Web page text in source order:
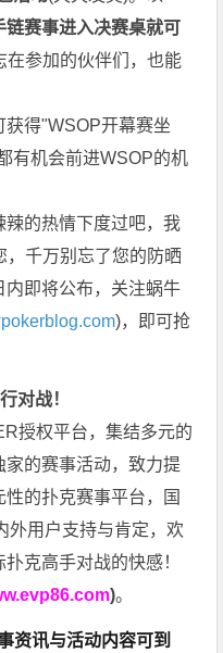
链赛事进入决赛桌就可
在参加的伙伴们，也能
得"WSOP开幕赛坐
有机会前进WSOP的机
的热情下度过吧，我
，千万别忘了您的防晒
即将公布，关注蜗牛
)，即可抢
对战！
授权平台，集结多元的
的赛事活动，致力提
的扑克赛事平台，国
外用户支持与肯定，欢
克高手对战的快感！
)。
资讯与活动内容可到